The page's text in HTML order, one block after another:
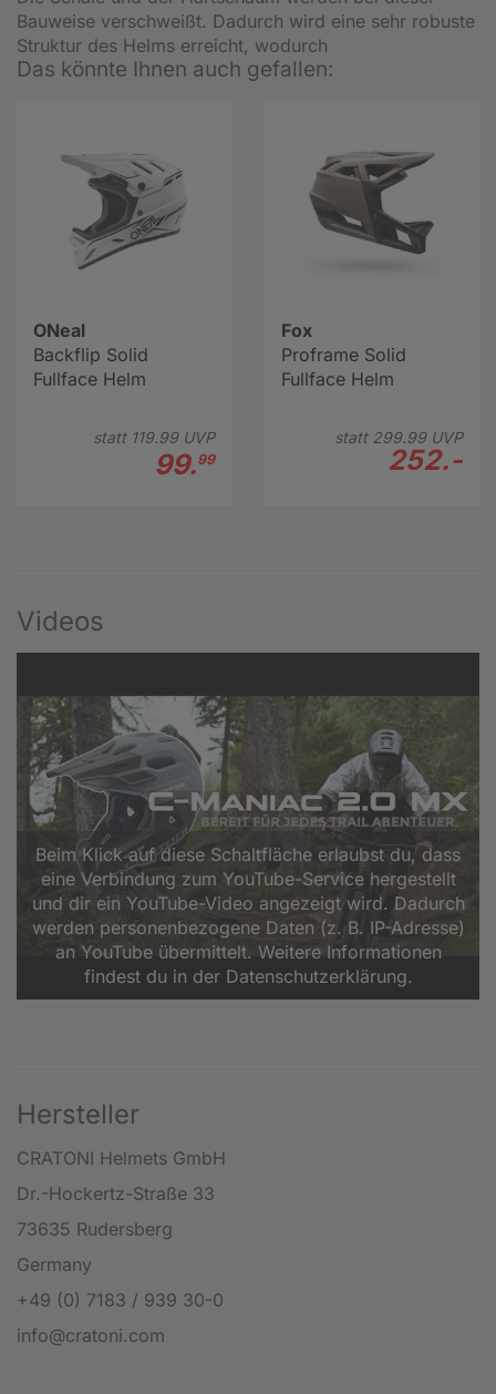
Bauweise verschweißt. Dadurch wird eine sehr robuste
Struktur des Helms erreicht, wodurch
Das könnte Ihnen auch gefallen:
ONeal
Backflip Solid
Fullface Helm
statt 119.99UVP
99.99
Fox
Proframe Solid
Fullface Helm
statt 299.99UVP
252.-
Videos
Beim Klick auf diese Schaltfläche erlaubst du, dass
eine Verbindung zum YouTube-Service hergestellt
und dir ein YouTube-Video angezeigt wird. Dadurch
werden personenbezogene Daten (z. B. IP-Adresse)
an YouTube übermittelt. Weitere Informationen
findest du in der Datenschutzerklärung.
Hersteller
CRATONI Helmets GmbH
Dr.-Hockertz-Straße 33
73635 Rudersberg
Germany
+49 (0) 7183 / 939 30-0
info@cratoni.com